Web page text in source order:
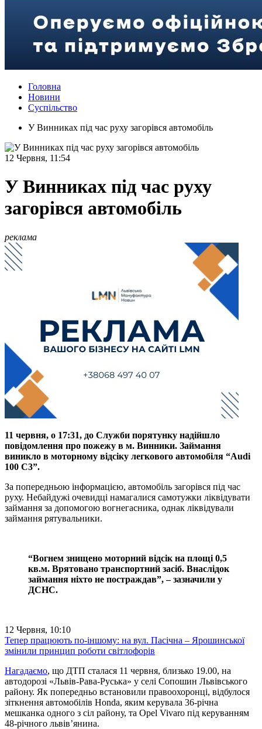
Головна
Новини
Суспільство
У Винниках під час руху загорівся автомобіль
12 Червня, 11:54
У Винниках під час руху
загорівся автомобіль
реклама
11 червня, о 17:31, до Служби порятунку надійшло
повідомлення про пожежу в м. Винники. Займання
виникло в моторному відсіку легкового автомобіля “Audi
100 C3”.
За попередньою інформацією, автомобіль загорівся під час
руху. Небайдужі очевидці намагалися самотужки ліквідувати
займання за допомогою вогнегасника, однак ліквідували
займання рятувальники.
“Вогнем знищено моторний відсік на площі 0,5
кв.м. Врятовано транспортний засіб. Внаслідок
займання ніхто не постраждав”, – зазначили у
ДСНС.
12 Червня, 10:10
Тепер працюють по-іншому: на вул. Пасічна – Ярошинської
змінили принцип роботи світлофорів
Нагадаємо, що ДТП сталася 11 червня, близько 19.00, на
автодорозі «Львів-Рава-Руська» у селі Сопошин Львівського
району. Як попередньо встановили правоохоронці, відбулося
зіткнення автомобілів Honda, яким керувала 36-річна
мешканка одного з сіл району, та Opel Vivaro під керуванням
48-річного львів’янина.